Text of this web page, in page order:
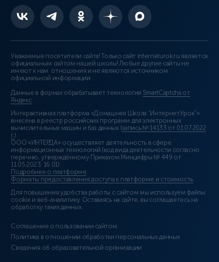
Уважаемые посетители сайта! Только сайт interneturok.ru является
официальным сайтом нашей школы! Любые другие сайты не
имеют к нам отношения и не являются источником
официальной информации.
Данные в формах обрабатывает технология SmartCaptcha от
Яндекс
Интерактивная платформа «Домашняя Школа “ИнтернетУрок”»
внесена в реестр российских программ для электронных
вычислительных машин и баз данных (запись № 14133 от 01.07.2022
г.).
ООО «ИНТЕРДА» осуществляет деятельность в сфере
информационных технологий (код вида деятельности согласно
перечню, утверждённому Приказом Минцифры № 449 от
11.05.2023: 16.01)
Подробнее о платформе.
Форматы предоставления доступа к платформе и стоимость.
Для повышения удобства работы с сайтом мы используем файлы
cookie и веб-аналитику. Оставаясь на сайте, вы соглашаетесь на
обработку таких данных.
Соглашение о пользовании сайтом
Политика в отношении обработки персональных данных
Сведения об образовательной организации